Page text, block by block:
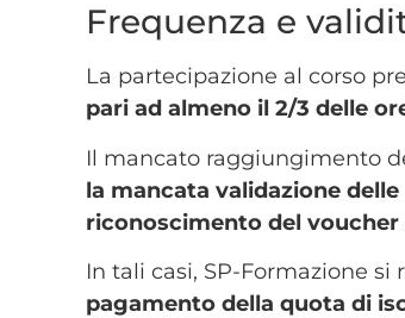
Frequenza e
La partecipazione al corso
pari ad almeno il 2/3 delle
Il mancato raggiungimento
la mancata validazione
riconoscimento del
In tali casi, SP-Formazione
pagamento della quota di